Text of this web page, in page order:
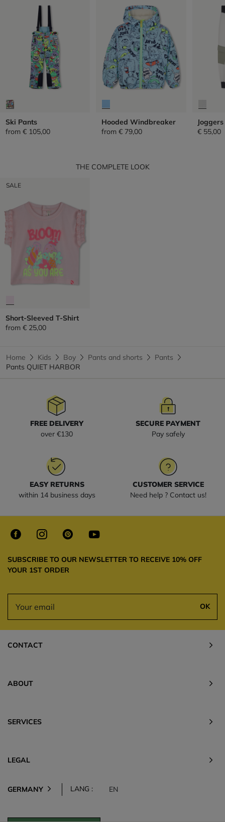
Ski Pants
from € 105,00
Hooded Windbreaker
from € 79,00
Joggers
€ 55,00
THE COMPLETE LOOK
SALE
Short-Sleeved T-Shirt
from € 25,00
Home Kids Boy Pants and shorts
Pants
Pants QUIET HARBOR
FREE DELIVERY
over €130
SECURE PAYMENT
Pay safely
EASY RETURNS
within 14 business days
CUSTOMER SERVICE
Need help ? Contact us!
SUBSCRIBE TO OUR NEWSLETTER TO RECEIVE 10% OFF
YOUR 1ST ORDER
OK
CONTACT
ABOUT
SERVICES
LEGAL
GERMANY LANG : EN